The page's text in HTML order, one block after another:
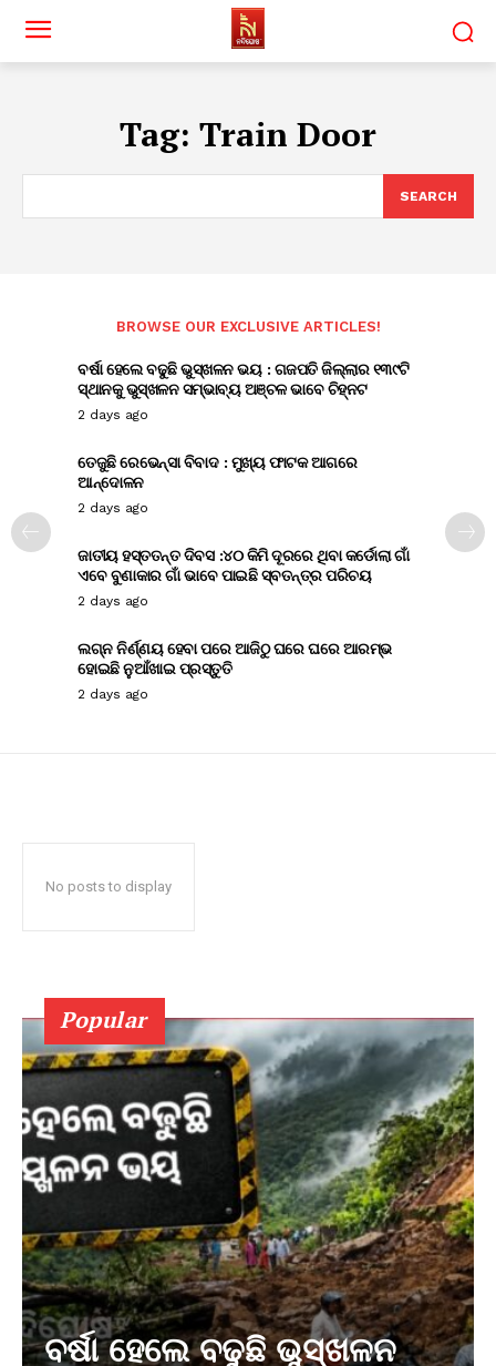
Tag: Train Door
SEARCH
BROWSE OUR EXCLUSIVE ARTICLES!
ବର୍ଷା ହେଲେ ବଢୁଛି ଭୁସ୍ଖଳନ ଭୟ : ଗଜପତି ଜିଲ୍ଲାର ୧୩୯ଟି
ସ୍ଥାନକୁ ଭୁସ୍ଖଳନ ସମ୍ଭାବ୍ୟ ଅଞ୍ଚଳ ଭାବେ ଚିହ୍ନଟ
2 days ago
ତେଜୁଛି ରେଭେନ୍ସା ବିବାଦ : ମୁଖ୍ୟ ଫାଟକ ଆଗରେ
ଆନ୍ଦୋଳନ
2 days ago
ଜାତୀୟ ହସ୍ତତନ୍ତ ଦିବସ :୪୦ କିମି ଦୂରରେ ଥିବା କର୍ଡୋଲା ଗାଁ
ଏବେ ବୁଣାକାର ଗାଁ ଭାବେ ପାଇଛି ସ୍ବତନ୍ତ୍ର ପରିଚୟ
2 days ago
ଲଗ୍ନ ନିର୍ଣ୍ଣୟ ହେବା ପରେ ଆଜିଠୁ ଘରେ ଘରେ ଆରମ୍ଭ
ହୋଇଛି ନୁଆଁଖାଇ ପ୍ରସ୍ତୁତି
2 days ago
No posts to display
Popular
ବର୍ଷା ହେଲେ ବଢୁଛି ଭୁସ୍ଖଳନ